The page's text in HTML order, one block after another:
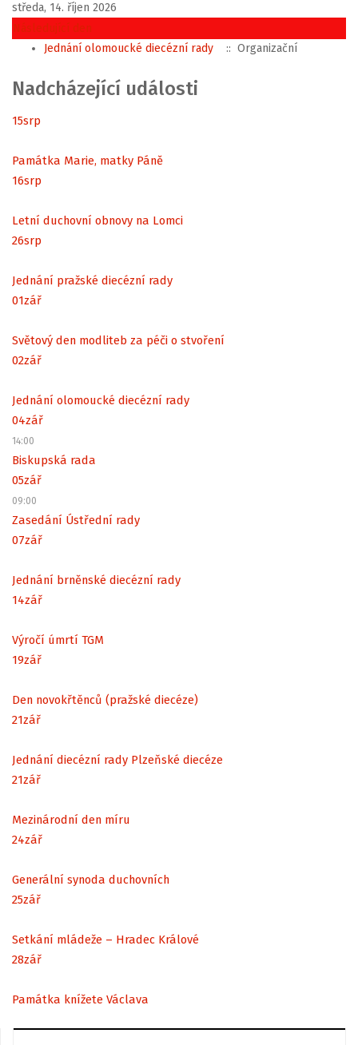
středa, 14. říjen 2026
Následující den
Jednání olomoucké diecézní rady
:: Organizační
Nadcházející události
15srp
Památka Marie, matky Páně
16srp
Letní duchovní obnovy na Lomci
26srp
Jednání pražské diecézní rady
01zář
Světový den modliteb za péči o stvoření
02zář
Jednání olomoucké diecézní rady
04zář
14:00
Biskupská rada
05zář
09:00
Zasedání Ústřední rady
07zář
Jednání brněnské diecézní rady
14zář
Výročí úmrtí TGM
19zář
Den novokřtěnců (pražské diecéze)
21zář
Jednání diecézní rady Plzeňské diecéze
21zář
Mezinárodní den míru
24zář
Generální synoda duchovních
25zář
Setkání mládeže – Hradec Králové
28zář
Památka knížete Václava